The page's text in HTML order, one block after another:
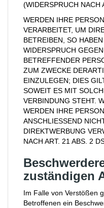
(WIDERSPRUCH NACH
WERDEN IHRE
VERARBEITET, UM
BETREIBEN, SO
WIDERSPRUCH
BETREFFENDER
ZUM ZWECKE
EINZULEGEN; DIES
SOWEIT ES MIT
VERBINDUNG STEHT.
WERDEN IHRE
ANSCHLIESSEND
DIREKTWERBUNG
NACH ART. 21 ABS. 2
zuständigen
Im Falle von Verstößen
Betroffenen ein